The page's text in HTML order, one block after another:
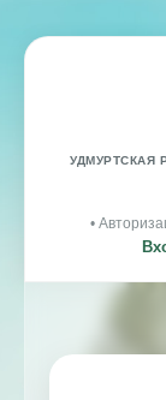
УДМУРТСКАЯ
•